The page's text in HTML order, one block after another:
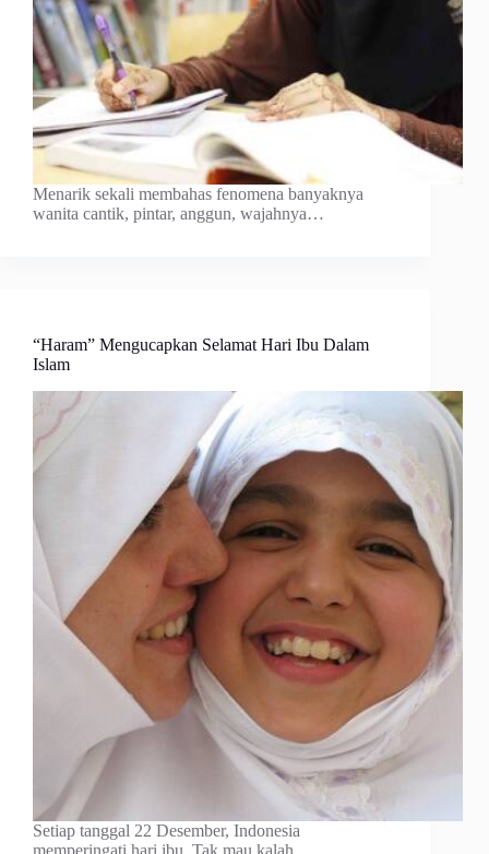
Menarik sekali membahas fenomena banyaknya
wanita cantik, pintar, anggun, wajahnya…
“Haram” Mengucapkan Selamat Hari Ibu Dalam
Islam
Setiap tanggal 22 Desember, Indonesia